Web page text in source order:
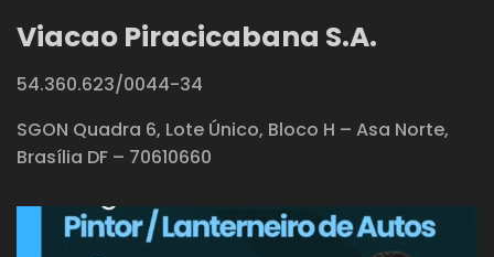
Viacao Piracicabana S.A.
54.360.623/0044-34
SGON Quadra 6, Lote Único, Bloco H – Asa Norte,
Brasília DF – 70610660